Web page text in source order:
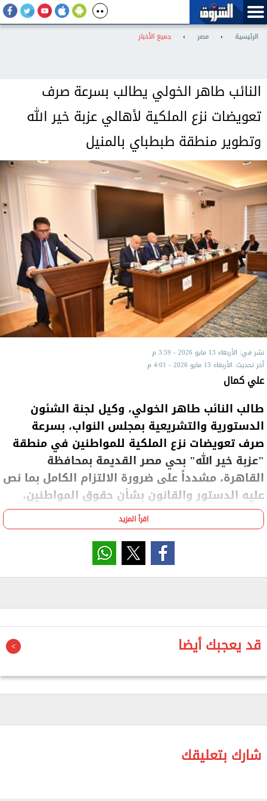
الرئيسية › مصر › جميع الأخبار
النائب طاهر الخولي يطالب بسرعة صرف
تعويضات نزع الملكية لأهالي عزبة خير الله
وتطوير منطقة طبطباي بالمنيل
نشر في: الأربعاء 13 مايو 2026 - 3:59 م
آخر تحديث: الأربعاء 13 مايو 2026 - 4:01 م
علي كمال
طالب النائب طاهر الخولي، وكيل لجنة الشئون
الدستورية والتشريعية بمجلس النواب، بسرعة
صرف تعويضات نزع الملكية للمواطنين في منطقة
"عزبة خير الله" بحي مصر القديمة بمحافظة
القاهرة، مشدداً على ضرورة الالتزام الكامل بما نص
عليه الدستور والقانون بشأن حقوق المواطنين،
وسرعة صرف التعويضات المقررة لهم مقارنة
بالقيمة السوقية الفعلية للعقارات ومراعاة أوضاع
الأسر الاجتماعية والمعيشية، خاصة كبار السن
وأصحاب الأمراض المزمنة ، بالإضافة إلى تأخر صرف
التعويضات لفترات طويلة دون مبرر واضح.
وقال الخولي عضو مجلس النواب خلال اجتماع اللجنة
برئاسة اللواء محمود شعراوي، وبحضور الدكتور إبراهيم
صابر محافظ القاهرة، إن عدم دفع تعويضات نزع الملكية
من حماية الملكية الخاصة، وضمان الحق في السكن
الملائم، وتحقيق العدالة الاجتماعية ، خاصة أن القانون
للمواطنين المتضررين.
وطالب النائب طاهر الخولي وكيل اللجنة التشريعية
اقرأ المزيد
قد يعجبك أيضا
شارك بتعليقك